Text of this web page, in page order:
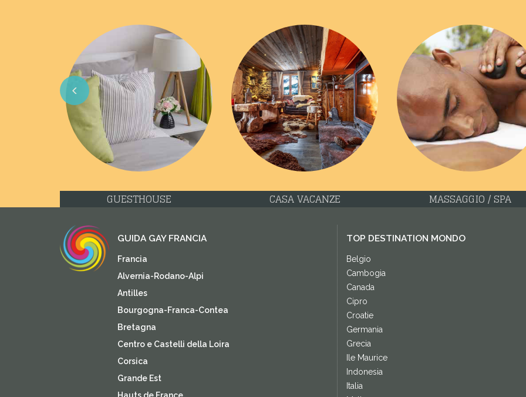
Previous
GUESTHOUSE CASA VACANZE MASSAGGIO / SPA
GUIDA GAY FRANCIA
Francia
Alvernia-Rodano-Alpi
Antilles
Bourgogna-Franca-Contea
Bretagna
Centro e Castelli della Loira
Corsica
Grande Est
Hauts de France
TOP DESTINATION MONDO
Belgio
Cambogia
Canada
Cipro
Croatie
Germania
Grecia
Ile Maurice
Indonesia
Italia